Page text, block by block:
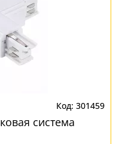
301459
система